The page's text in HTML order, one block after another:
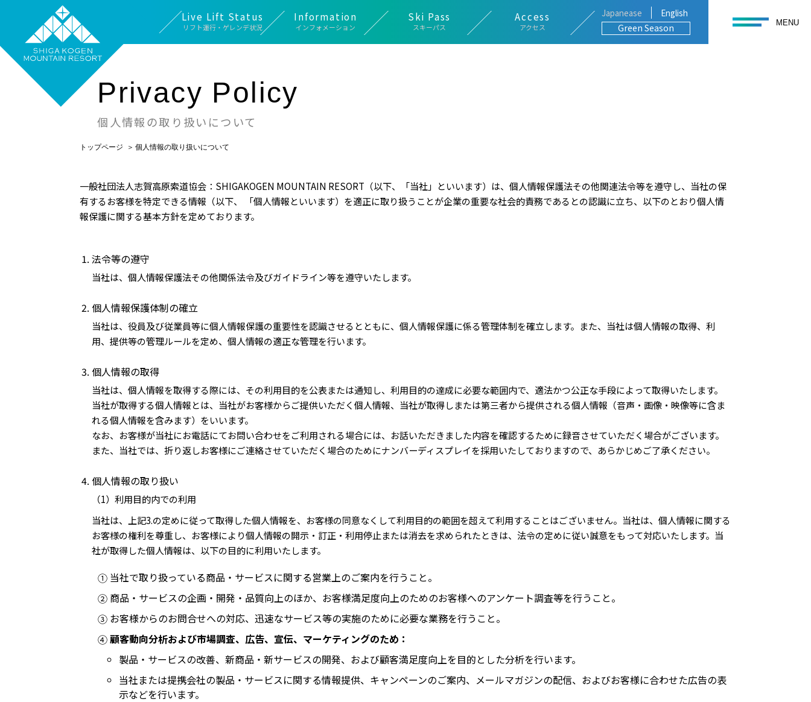
toggle navigation
MENU
Live Lift Status
リフト運行・ゲレンデ状況
Information
インフォメーション
Ski Pass
スキーパス
Access
アクセス
Japanease
English
Green Season
Privacy Policy
個人情報の取り扱いについて
トップページ 個人情報の取り扱いについて
一般社団法人志賀高原索道協会：SHIGAKOGEN MOUNTAIN RESORT（以下、「当社」といいます）は、個人情報保護法その他関連法令等を遵守し、当社の保
有するお客様を特定できる情報（以下、 「個人情報といいます）を適正に取り扱うことが企業の重要な社会的責務であるとの認識に立ち、以下のとおり個人情
報保護に関する基本方針を定めております。
法令等の遵守
当社は、個人情報保護法その他関係法令及びガイドライン等を遵守いたします。
個人情報保護体制の確立
当社は、役員及び従業員等に個人情報保護の重要性を認識させるとともに、個人情報保護に係る管理体制を確立します。また、当社は個人情報の取得、利
用、提供等の管理ルールを定め、個人情報の適正な管理を行います。
個人情報の取得
当社は、個人情報を取得する際には、その利用目的を公表または通知し、利用目的の達成に必要な範囲内で、適法かつ公正な手段によって取得いたします。
当社が取得する個人情報とは、当社がお客様からご提供いただく個人情報、当社が取得しまたは第三者から提供される個人情報（音声・画像・映像等に含ま
れる個人情報を含みます）をいいます。
なお、お客様が当社にお電話にてお問い合わせをご利用される場合には、お話いただきました内容を確認するために録音させていただく場合がございます。
また、当社では、折り返しお客様にご連絡させていただく場合のためにナンバーディスプレイを採用いたしておりますので、あらかじめご了承ください。
個人情報の取り扱い
（1）利用目的内での利用
当社は、上記3.の定めに従って取得した個人情報を、お客様の同意なくして利用目的の範囲を超えて利用することはございません。当社は、個人情報に関する
お客様の権利を尊重し、お客様により個人情報の開示・訂正・利用停止または消去を求められたときは、法令の定めに従い誠意をもって対応いたします。当
社が取得した個人情報は、以下の目的に利用いたします。
① 当社で取り扱っている商品・サービスに関する営業上のご案内を行うこと。
② 商品・サービスの企画・開発・品質向上のほか、お客様満足度向上のためのお客様へのアンケート調査等を行うこと。
③ お客様からのお問合せへの対応、迅速なサービス等の実施のために必要な業務を行うこと。
④顧客動向分析および市場調査、広告、宣伝、マーケティングのため：
製品・サービスの改善、新商品・新サービスの開発、および顧客満足度向上を目的とした分析を行います。
当社または提携会社の製品・サービスに関する情報提供、キャンペーンのご案内、メールマガジンの配信、およびお客様に合わせた広告の表
示などを行います。